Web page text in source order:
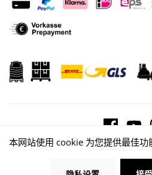
本网站使用 cookie 为您提供最佳功